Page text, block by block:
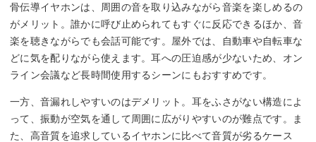
骨伝導イヤホンは、周囲の音を取り込みながら音楽を楽しめるの
がメリット。誰かに呼び止められてもすぐに反応できるほか、音
楽を聴きながらでも会話可能です。屋外では、自動車や自転車な
どに気を配りながら使えます。耳への圧迫感が少ないため、オン
ライン会議など長時間使用するシーンにもおすすめです。
一方、音漏れしやすいのはデメリット。耳をふさがない構造によ
って、振動が空気を通して周囲に広がりやすいのが難点です。ま
た、高音質を追求しているイヤホンに比べて音質が劣るケース